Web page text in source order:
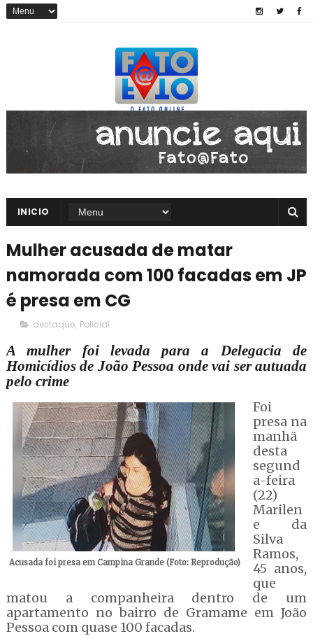
INICIO
Mulher acusada de matar
namorada com 100 facadas em JP
é presa em CG
destaque, Policial
A mulher foi levada para a Delegacia de
Homicídios de João Pessoa onde vai ser autuada
pelo crime
Acusada foi presa em Campina Grande (Foto: Reprodução)
Foi
presa na
manhã
desta
segund
a-feira
(22)
Marilen
e da
Silva
Ramos,
45 anos,
que
matou a companheira dentro de um
apartamento no bairro de Gramame em João
Pessoa com quase 100 facadas.